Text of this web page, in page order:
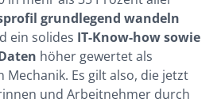
grundlegend wandeln
ein solides IT-Know-how sowie
höher gewertet als
Mechanik. Es gilt also, die jetzt
und Arbeitnehmer durch